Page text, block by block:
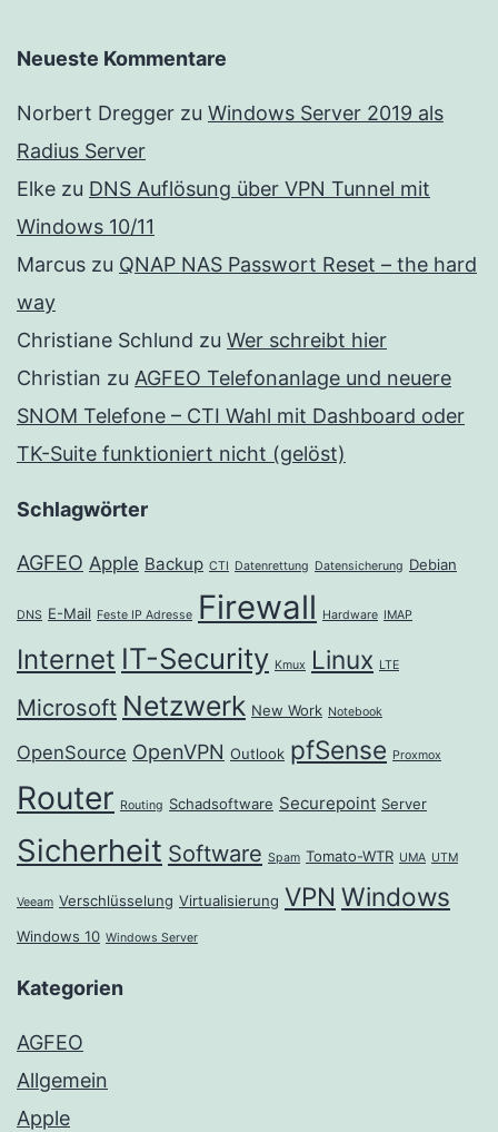
Neueste Kommentare
Norbert Dregger zu Windows Server 2019 als
Radius Server
Elke zu DNS Auflösung über VPN Tunnel mit
Windows 10/11
Marcus zu QNAP NAS Passwort Reset – the hard
way
Christiane Schlund zu Wer schreibt hier
Christian zu AGFEO Telefonanlage und neuere
SNOM Telefone – CTI Wahl mit Dashboard oder
TK-Suite funktioniert nicht (gelöst)
Schlagwörter
AGFEO Apple Backup CTI Datenrettung Datensicherung Debian
DNS E-Mail Feste IP Adresse Firewall Hardware IMAP
Internet IT-Security Kmux Linux LTE
Microsoft Netzwerk New Work Notebook
OpenSource OpenVPN Outlook pfSense Proxmox
Router Routing Schadsoftware Securepoint Server
Sicherheit Software Spam Tomato-WTR UMA UTM
Veeam Verschlüsselung Virtualisierung VPN Windows
Windows 10 Windows Server
Kategorien
AGFEO
Allgemein
Apple